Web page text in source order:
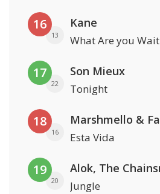
16
13
Kane
What Are you
17
22
Son Mieux
Tonight
18
16
Marshmello &
Esta Vida
19
20 Jungle